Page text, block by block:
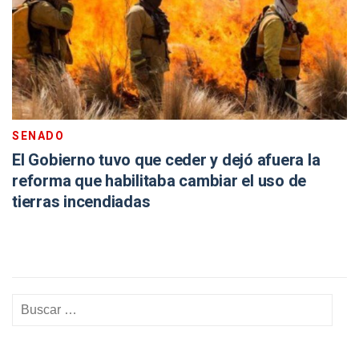
SENADO
El Gobierno tuvo que ceder y dejó afuera la
reforma que habilitaba cambiar el uso de
tierras incendiadas